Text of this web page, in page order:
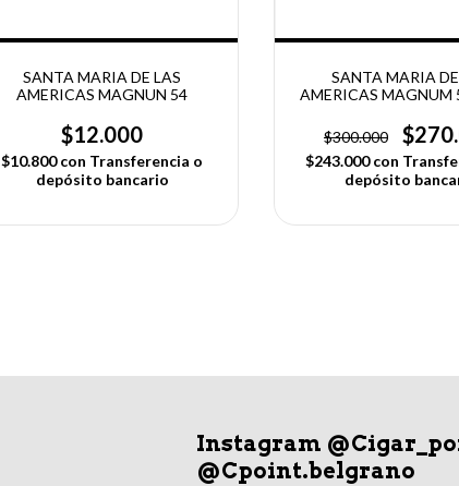
SANTA MARIA DE LAS
AMERICAS MAGNUN 54
$12.000
$10.800con Transferencia o
depósito bancario
SANTA MARIA
AMERICAS MAGNUM
$300.000
$243.000con
depósito
Instagram
@Cpoint.belgrano